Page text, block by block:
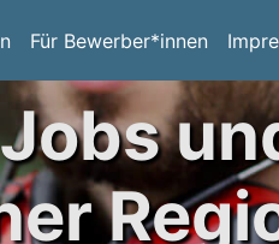
Für Bewerber*innen